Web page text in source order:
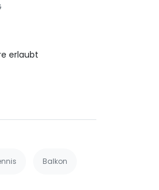
erlaubt
Balkon